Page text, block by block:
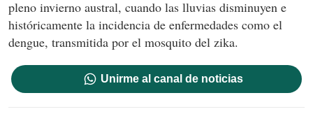
pleno invierno austral, cuando las lluvias disminuyen e
históricamente la incidencia de enfermedades como el
dengue, transmitida por el mosquito del zika.
Unirme al canal de noticias